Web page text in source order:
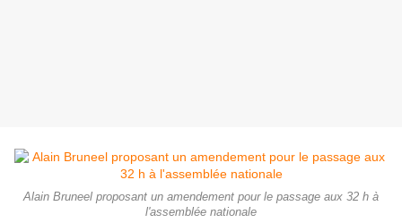
Alain Bruneel proposant un amendement pour le passage aux 32 h à
l'assemblée nationale